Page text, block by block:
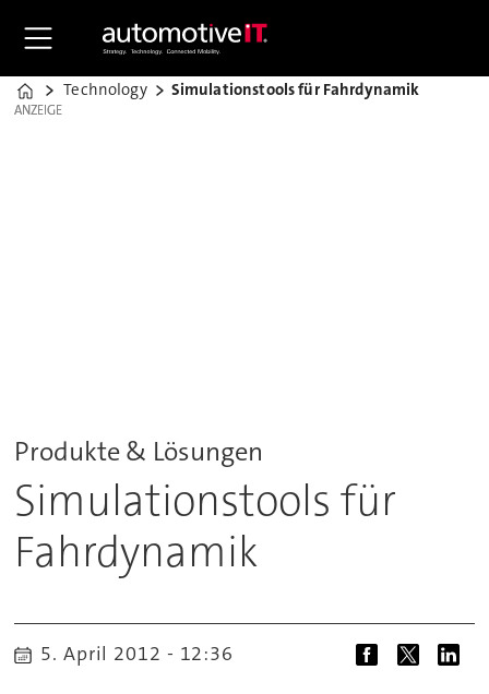
Home
Technology Simulationstools für Fahrdynamik
ANZEIGE
ANZEIGE
Produkte & Lösungen
Simulationstools für
Fahrdynamik
5. April 2012 - 12:36